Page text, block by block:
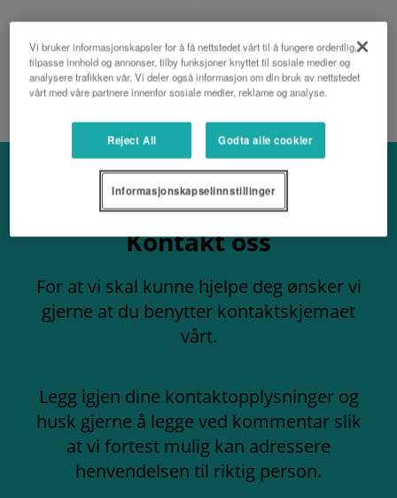
BE OM TILBUD
Kontakt oss
For at vi skal kunne hjelpe deg ønsker vi
gjerne at du benytter kontaktskjemaet
vårt.
Legg igjen dine kontaktopplysninger og
husk gjerne å legge ved kommentar slik
at vi fortest mulig kan adressere
henvendelsen til riktig person.
Vi bruker informasjonskapsler for å få nettstedet vårt til å fungere ordentlig,
tilpasse innhold og annonser, tilby funksjoner knyttet til sosiale medier og
analysere trafikken vår. Vi deler også informasjon om din bruk av nettstedet
vårt med våre partnere innenfor sosiale medier, reklame og analyse.
Reject All Godta alle cookier
Informasjonskapselinnstillinger